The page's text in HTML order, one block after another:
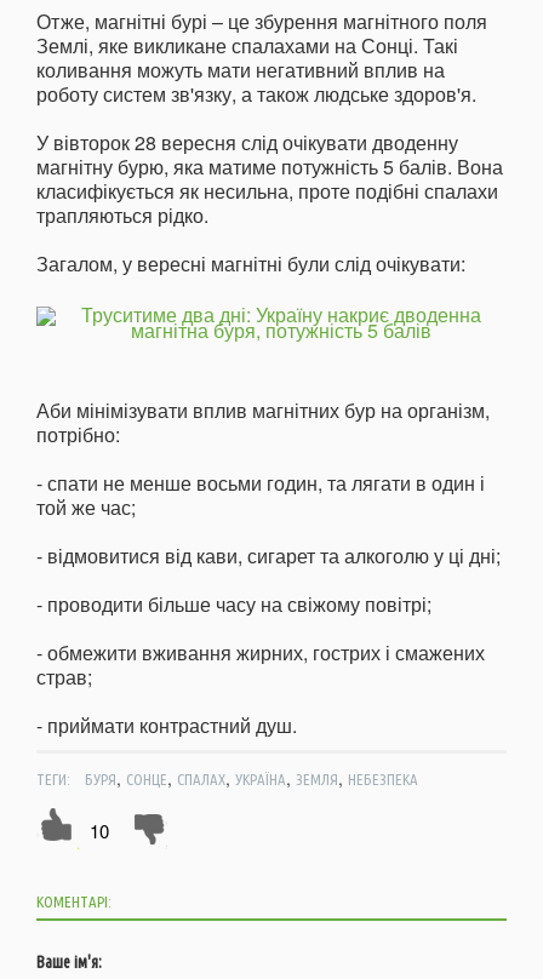
Отже, магнітні бурі – це збурення магнітного поля
Землі, яке викликане спалахами на Сонці. Такі
коливання можуть мати негативний вплив на
роботу систем зв'язку, а також людське здоров'я.
У вівторок 28 вересня слід очікувати дводенну
магнітну бурю, яка матиме потужність 5 балів. Вона
класифікується як несильна, проте подібні спалахи
трапляються рідко.
Загалом, у вересні магнітні були слід очікувати:
Аби мінімізувати вплив магнітних бур на організм,
потрібно:
- спати не менше восьми годин, та лягати в один і
той же час;
- відмовитися від кави, сигарет та алкоголю у ці дні;
- проводити більше часу на свіжому повітрі;
- обмежити вживання жирних, гострих і смажених
страв;
- приймати контрастний душ.
ТЕГИ: БУРЯ, СОНЦЕ, СПАЛАХ, УКРАЇНА, ЗЕМЛЯ, НЕБЕЗПЕКА
10
КОМЕНТАРІ:
Ваше ім'я: